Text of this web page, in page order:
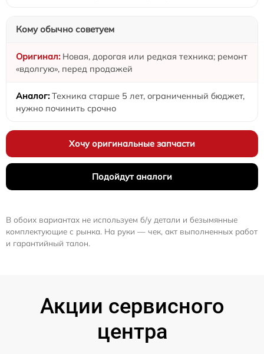
Кому обычно советуем
Новая, дорогая или редкая техника; ремонт
«вдолгую», перед продажей
Техника старше 5 лет, ограниченный бюджет,
нужно починить срочно
Хочу оригинальные запчасти
Подойдут аналоги
В обоих вариантах не используем б/у детали и безымянные
комплектующие с рынка. На руки — чек, акт выполненных работ
и гарантийный талон.
Акции сервисного
центра